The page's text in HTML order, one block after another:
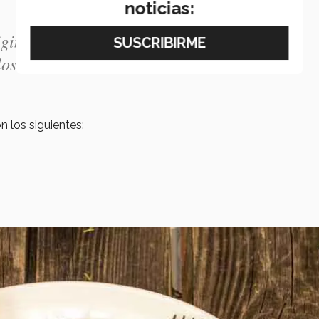
estos trastornos se encuentran en la
estereotipos.
los siguientes:
noticias: